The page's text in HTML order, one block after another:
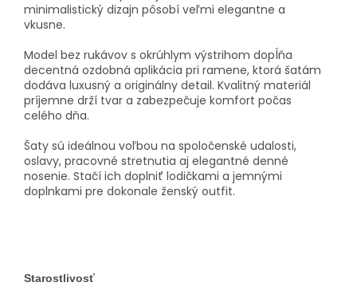
minimalistický dizajn pôsobí veľmi elegantne a
vkusne.
Model bez rukávov s okrúhlym výstrihom dopĺňa
decentná ozdobná aplikácia pri ramene, ktorá šatám
dodáva luxusný a originálny detail. Kvalitný materiál
príjemne drží tvar a zabezpečuje komfort počas
celého dňa.
Šaty sú ideálnou voľbou na spoločenské udalosti,
oslavy, pracovné stretnutia aj elegantné denné
nosenie. Stačí ich doplniť lodičkami a jemnými
doplnkami pre dokonale ženský outfit.
Starostlivosť